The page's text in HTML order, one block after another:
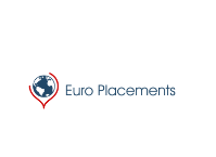
content